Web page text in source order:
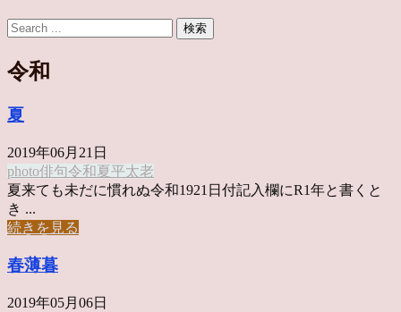
令和
夏
2019年06月21日
photo俳句令和夏平太老
夏来ても未だに慣れぬ令和1921日付記入欄にR1年と書くと
き ...
続きを見る
春薄暮
2019年05月06日